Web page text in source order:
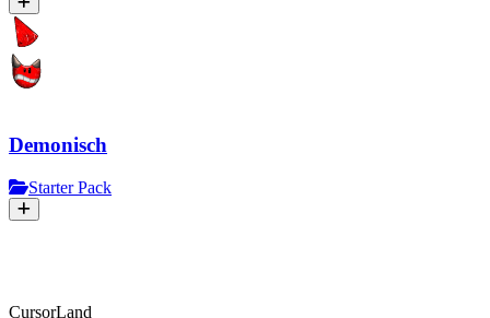
Demonisch
Starter Pack
CursorLand